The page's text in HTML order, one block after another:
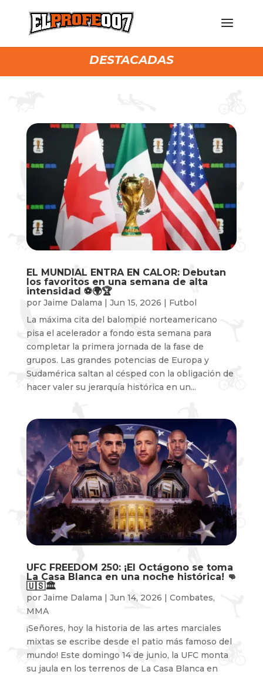
DESTACADAS
EL MUNDIAL ENTRA EN CALOR: Debutan
los favoritos en una semana de alta
intensidad ⚽️🌍🏆
por Jaime Dalama | Jun 15, 2026 | Futbol
La máxima cita del balompié norteamericano
pisa el acelerador a fondo esta semana para
completar la primera jornada de la fase de
grupos. Las grandes potencias de Europa y
Sudamérica saltan al césped con la obligación de
hacer valer su jerarquía histórica en un...
UFC FREEDOM 250: ¡El Octágono se toma
La Casa Blanca en una noche histórica! 👊
🇺🇸🏛️
por Jaime Dalama | Jun 14, 2026 | Combates,
MMA
¡Señores, hoy la historia de las artes marciales
mixtas se escribe desde el patio más famoso del
mundo! Este domingo 14 de junio, la UFC monta
su jaula en los terrenos de La Casa Blanca en